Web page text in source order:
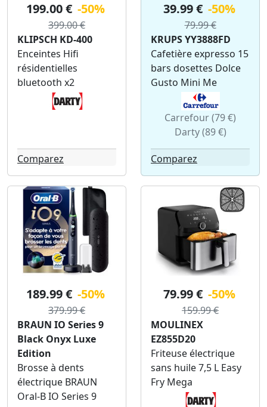
199.00 € -50%
399.00 €
KLIPSCH KD-400
Enceintes Hifi
résidentielles
bluetooth x2
Comparez
39.99 € -50%
79.99 €
KRUPS YY3888FD
Cafetière expresso 15
bars dosettes Dolce
Gusto Mini Me
Carrefour (79 €)
Darty (89 €)
Comparez
189.99 € -50%
379.99 €
BRAUN IO Series 9
Black Onyx Luxe
Edition
Brosse à dents
électrique BRAUN
Oral-B IO Series 9
79.99 € -50%
159.99 €
MOULINEX
EZ855D20
Friteuse électrique
sans huile 7,5 L Easy
Fry Mega